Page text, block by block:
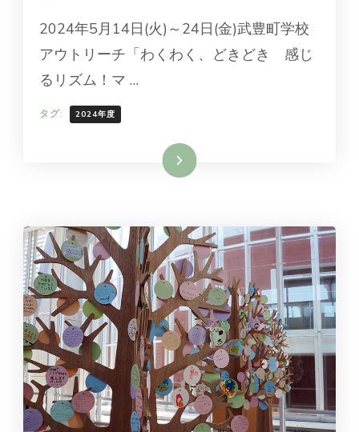
2024年5月14日(火)～24日(金)武豊町学校
アウトリーチ「わくわく、どきどき 感じ
るリズム！マ …
タグ: 2024年度
続きを読む